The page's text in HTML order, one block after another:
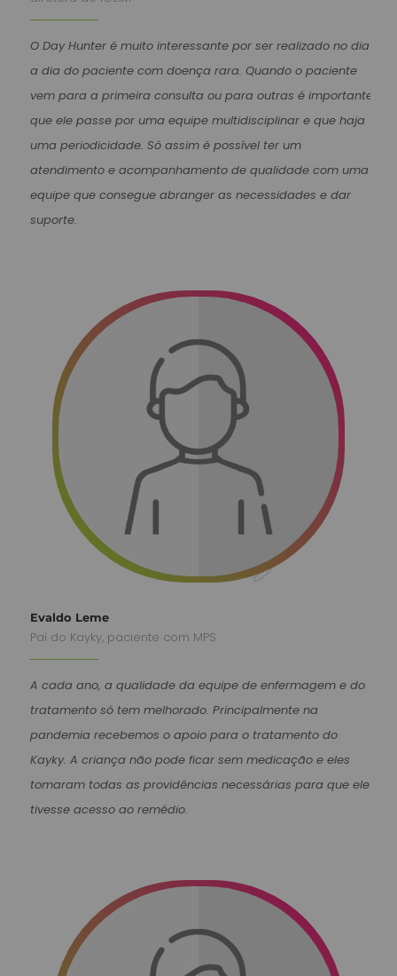
O Day Hunter é muito interessante por ser realizado no dia
a dia do paciente com doença rara. Quando o paciente
vem para a primeira consulta ou para outras é importante
que ele passe por uma equipe multidisciplinar e que haja
uma periodicidade. Só assim é possível ter um
atendimento e acompanhamento de qualidade com uma
equipe que consegue abranger as necessidades e dar
suporte.
Evaldo Leme
Pai do Kayky, paciente com MPS
A cada ano, a qualidade da equipe de enfermagem e do
tratamento só tem melhorado. Principalmente na
pandemia recebemos o apoio para o tratamento do
Kayky. A criança não pode ficar sem medicação e eles
tomaram todas as providências necessárias para que ele
tivesse acesso ao remédio.